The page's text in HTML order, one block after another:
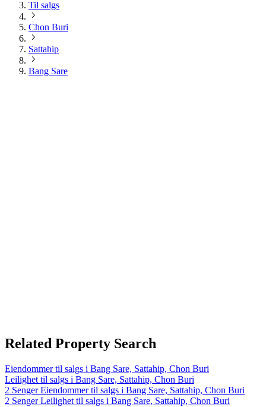
Til salgs
Chon Buri
Sattahip
Bang Sare
Related Property Search
Eiendommer til salgs i Bang Sare, Sattahip, Chon Buri
Leilighet til salgs i Bang Sare, Sattahip, Chon Buri
2 Senger Eiendommer til salgs i Bang Sare, Sattahip, Chon Buri
2 Senger Leilighet til salgs i Bang Sare, Sattahip, Chon Buri